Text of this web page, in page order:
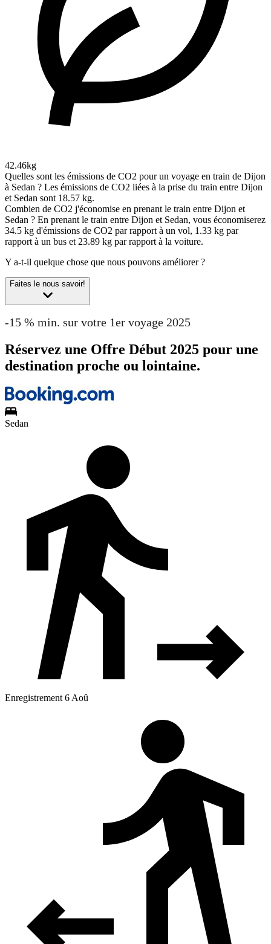
42.46kg
Quelles sont les émissions de CO2 pour un voyage en train de Dijon
à Sedan ? Les émissions de CO2 liées à la prise du train entre Dijon
et Sedan sont 18.57 kg.
Combien de CO2 j'économise en prenant le train entre Dijon et
Sedan ? En prenant le train entre Dijon et Sedan, vous économiserez
34.5 kg d'émissions de CO2 par rapport à un vol, 1.33 kg par
rapport à un bus et 23.89 kg par rapport à la voiture.
Y a-t-il quelque chose que nous pouvons améliorer ?
Faites le nous savoir!
-15 % min. sur votre 1er voyage 2025
Réservez une Offre Début 2025 pour une
destination proche ou lointaine.
Sedan
Enregistrement 6 Aoû